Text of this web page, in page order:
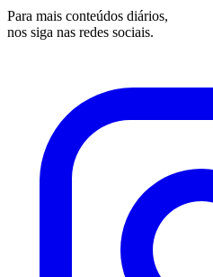
Para mais conteúdos diários,
nos siga nas redes sociais.